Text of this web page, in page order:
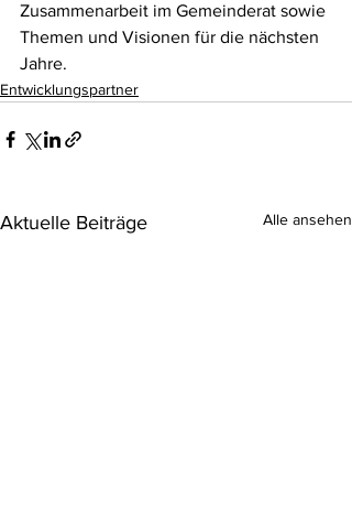
Zusammenarbeit im Gemeinderat sowie
Themen und Visionen für die nächsten
Jahre.
Entwicklungspartner
Aktuelle Beiträge Alle ansehen